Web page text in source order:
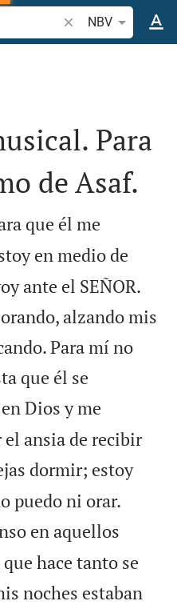
Buscar versículo
NBV
Para
de Asaf.
que él me
en medio de
ante el SEÑOR.
alzando mis
Para mí no
que él se
Dios y me
ansia de recibir
dormir; estoy
puedo ni orar.
en aquellos
hace tanto se
noches estaban